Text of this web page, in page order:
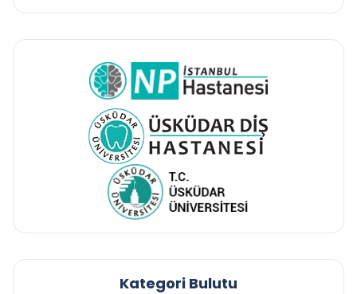
Kategori Bulutu